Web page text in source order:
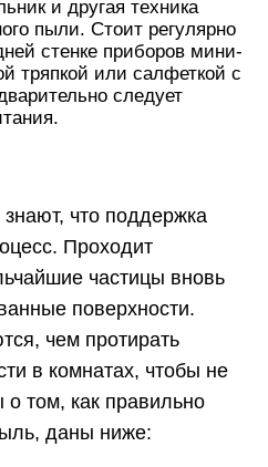
и другая техника
пыли. Стоит регулярно
стенке приборов мини-
тряпкой или салфеткой с
следует
что поддержка
Проходит
частицы вновь
поверхности.
чем протирать
в комнатах, чтобы не
том, как правильно
даны ниже: